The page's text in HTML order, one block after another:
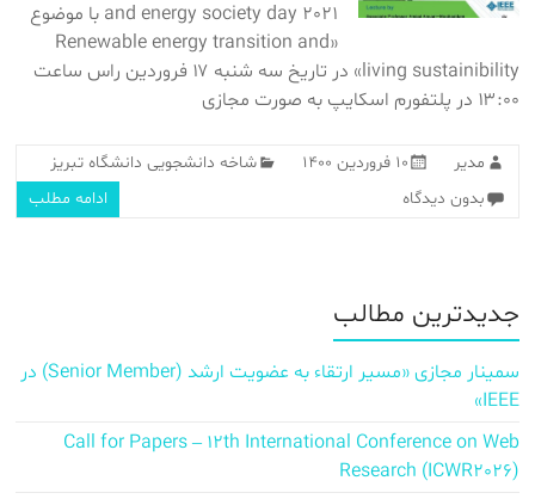
and energy society day 2021 با موضوع
«Renewable energy transition and
living sustainibility» در تاریخ سه شنبه ۱۷ فروردین راس ساعت
۱۳:۰۰ در پلتفورم اسکایپ به صورت مجازی
مدیر ۱۰ فروردین ۱۴۰۰
شاخه دانشجویی دانشگاه تبریز
بدون دیدگاه
ادامه مطلب
جدیدترین مطالب
سمینار مجازی «مسیر ارتقاء به عضویت ارشد (Senior Member) در
IEEE»
Call for Papers – 12th International Conference on Web
Research (ICWR2026)